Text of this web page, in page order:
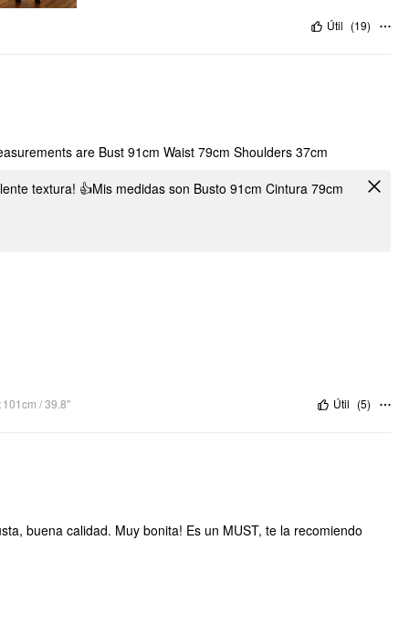
Útil (19)
are Bust 91cm Waist 79cm Shoulders 37cm
textura! 👍Mis medidas son Busto 91cm Cintura 79cm
:101cm / 39.8" Útil (5)
buena calidad. Muy bonita! Es un MUST, te la recomiendo